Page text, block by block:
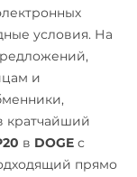
(RVN)
(XRP)
МИР RUB
банк
RUB
GBP CNY
TRY BYN
CAD
HKD PLN
BGN AED GEL
условия. На
и
кратчайший
в DOGE с
прямо